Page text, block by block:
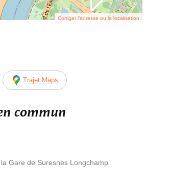
Corriger l’adresse ou la localisation
Trajet Maps
commun
Gare de Suresnes Longchamp